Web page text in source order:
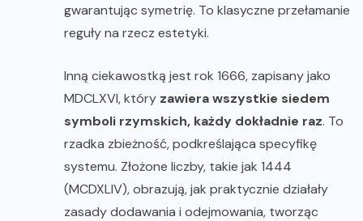
gwarantując symetrię. To klasyczne przełamanie
reguły na rzecz estetyki.
Inną ciekawostką jest rok 1666, zapisany jako
MDCLXVI, który zawiera wszystkie siedem
symboli rzymskich, każdy dokładnie raz. To
rzadka zbieżność, podkreślająca specyfikę
systemu. Złożone liczby, takie jak 1444
(MCDXLIV), obrazują, jak praktycznie działały
zasady dodawania i odejmowania, tworząc